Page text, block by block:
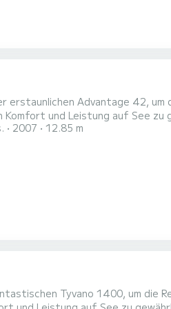
erstaunlichen Advantage 42,
auf See zu gewährleisten. Das Boot verfügt
Mit einer Gesamtlänge
2007 12.85 m
Tyvano 1400, um die